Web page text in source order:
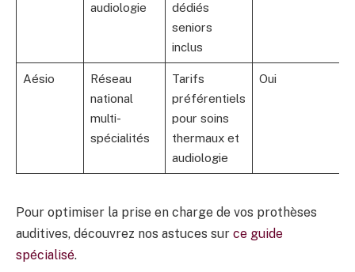
audiologie
dédiés
seniors
inclus
Aésio
Réseau
national
multi-
spécialités
Tarifs
préférentiels
pour soins
thermaux et
audiologie
Oui
Pour optimiser la prise en charge de vos prothèses
auditives, découvrez nos astuces sur ce guide
spécialisé.